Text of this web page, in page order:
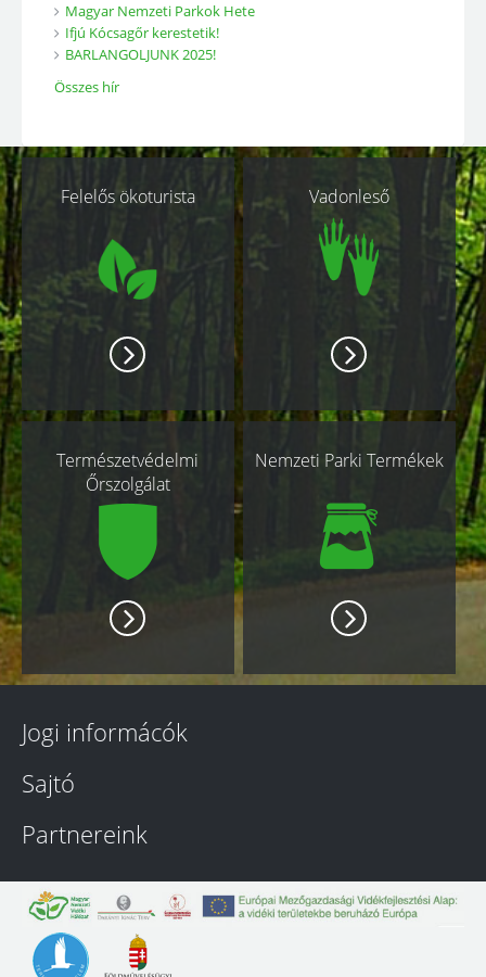
Magyar Nemzeti Parkok Hete
Ifjú Kócsagőr kerestetik!
BARLANGOLJUNK 2025!
Összes hír
Kapcsolódó
oldalakFelelős ökoturista Vadonleső
Természetvédelmi
Őrszolgálat
Nemzeti Parki Termékek
Jogi informácók
Sajtó
Partnereink